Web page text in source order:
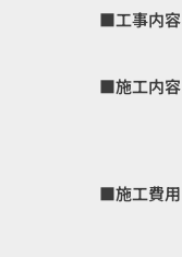
■工事内容
■施工内容
■施工費用